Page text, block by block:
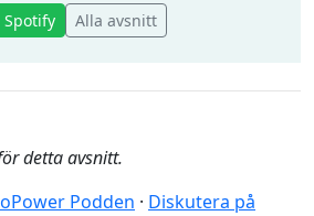
Spotify Alla avsnitt
detta avsnitt.
Podden · Diskutera på